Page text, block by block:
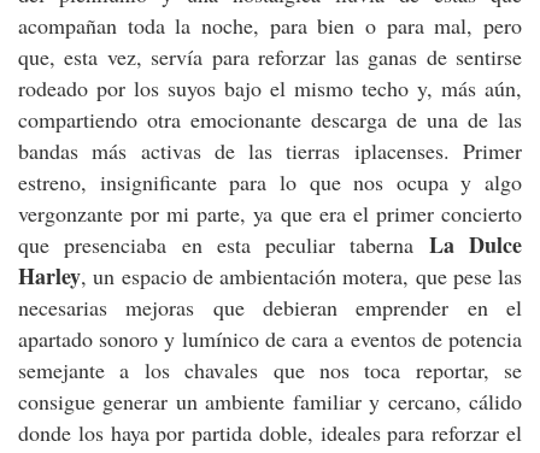
acompañan toda la noche, para bien o para mal, pero
que, esta vez, servía para reforzar las ganas de sentirse
rodeado por los suyos bajo el mismo techo y, más aún,
compartiendo otra emocionante descarga de una de las
bandas más activas de las tierras iplacenses. Primer
estreno, insignificante para lo que nos ocupa y algo
vergonzante por mi parte, ya que era el primer concierto
que presenciaba en esta peculiar taberna La Dulce
Harley, un espacio de ambientación motera, que pese las
necesarias mejoras que debieran emprender en el
apartado sonoro y lumínico de cara a eventos de potencia
semejante a los chavales que nos toca reportar, se
consigue generar un ambiente familiar y cercano, cálido
donde los haya por partida doble, ideales para reforzar el